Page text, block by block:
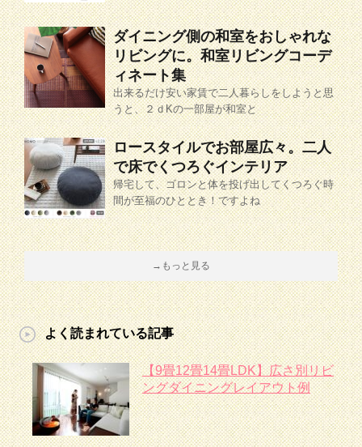
ダイニング側の和室をおしゃれな
リビングに。和室リビングコーデ
ィネート集
出来るだけ安い家賃で二人暮らしをしようと思
うと、２ｄKの一部屋が和室と
ロースタイルでお部屋広々。二人
で床でくつろぐインテリア
帰宅して、ゴロンと体を投げ出してくつろぐ時
間が至福のひととき！ですよね
→もっと見る
よく読まれている記事
【9畳12畳14畳LDK】広さ別リビ
ングダイニングレイアウト例